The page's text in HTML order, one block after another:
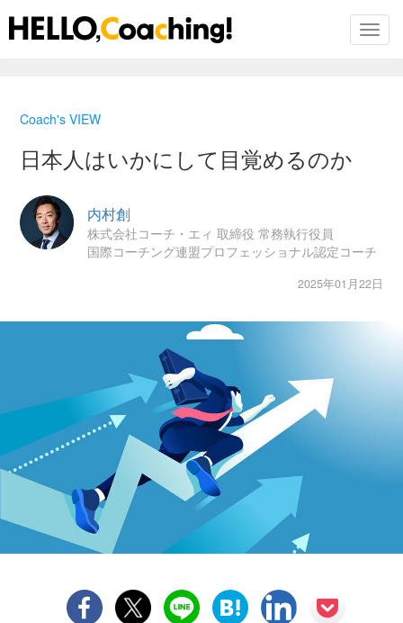
Coach's VIEW
日本人はいかにして目覚めるのか
内村創
株式会社コーチ・エィ 取締役 常務執行役員
国際コーチング連盟プロフェッショナル認定コーチ
2025年01月22日